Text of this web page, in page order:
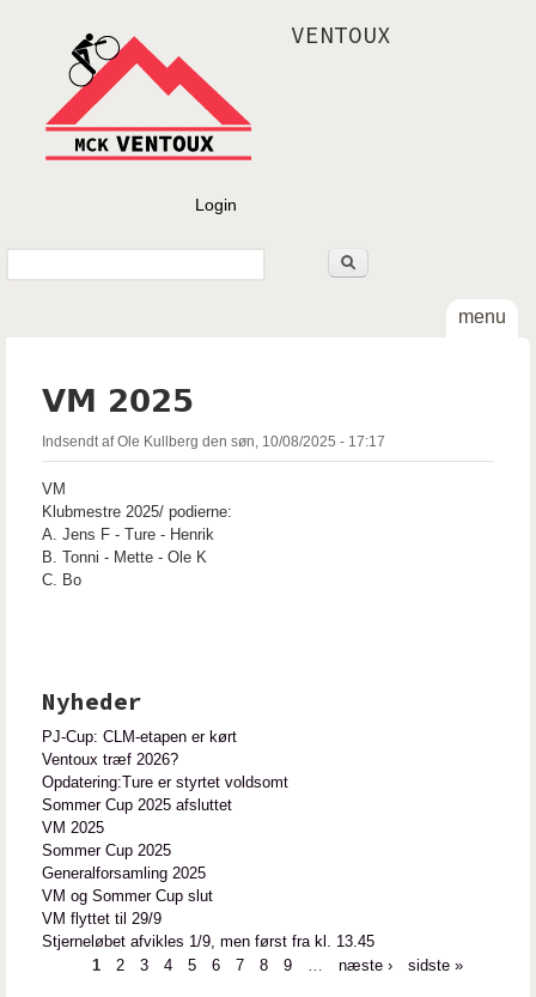
VENTOUX
Login
Søgefelt
menu
VM 2025
Indsendt afOle Kullberg den søn, 10/08/2025 - 17:17
VM
Klubmestre 2025/ podierne:
A. Jens F - Ture - Henrik
B. Tonni - Mette - Ole K
C. Bo
Nyheder
PJ-Cup: CLM-etapen er kørt
Ventoux træf 2026?
Opdatering:Ture er styrtet voldsomt
Sommer Cup 2025 afsluttet
VM 2025
Sommer Cup 2025
Generalforsamling 2025
VM og Sommer Cup slut
VM flyttet til 29/9
Stjerneløbet afvikles 1/9, men først fra kl. 13.45
1 2 3 4 5 6 7 8 9 næste › sidste »